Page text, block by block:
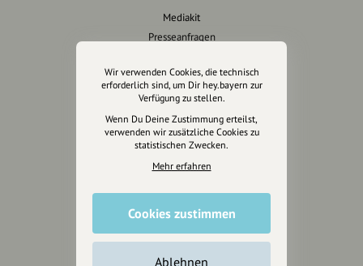
Mediakit
Presseanfragen
Wir unterstützen Euch
Fotografie & mehr
Marketing
Design & Branding
Unterstütze
Wir verwenden Cookies, die technisch
erforderlich sind, um Dir hey.bayern zur
Verfügung zu stellen.
Wenn Du Deine Zustimmung erteilst,
verwenden wir zusätzliche Cookies zu
statistischen Zwecken.
Mehr erfahren
Cookies zustimmen
Ablehnen